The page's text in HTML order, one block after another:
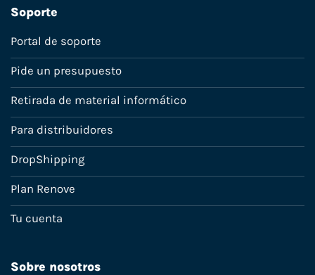
Soporte
Portal de soporte
Pide un presupuesto
Retirada de material informático
Para distribuidores
DropShipping
Plan Renove
Tu cuenta
Sobre nosotros